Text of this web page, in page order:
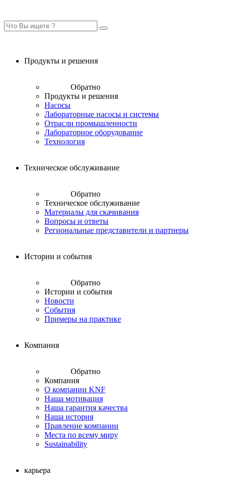
Продукты и решения
Обратно
Продукты и решения
Насосы
Лабораторные насосы и системы
Отрасли промышленности
Лабораторное оборудование
Технология
Техническое обслуживание
Обратно
Техническое обслуживание
Материалы для скачивания
Вопросы и ответы
Региональные представители и партнеры
Истории и события
Обратно
Истории и события
Новости
События
Примеры на практике
Компания
Обратно
Компания
О компании KNF
Наша мотивация
Наша гарантия качества
Наша история
Правление компании
Места по всему миру
Sustainability
карьера